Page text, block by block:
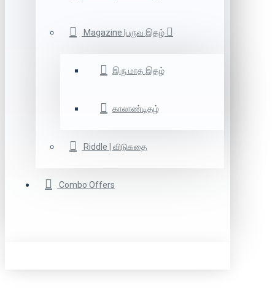
Magazine |பருவ இதழ்
இரு மாத இதழ்
காலாண்டிதழ்
Riddle | விடுகதை
Combo Offers